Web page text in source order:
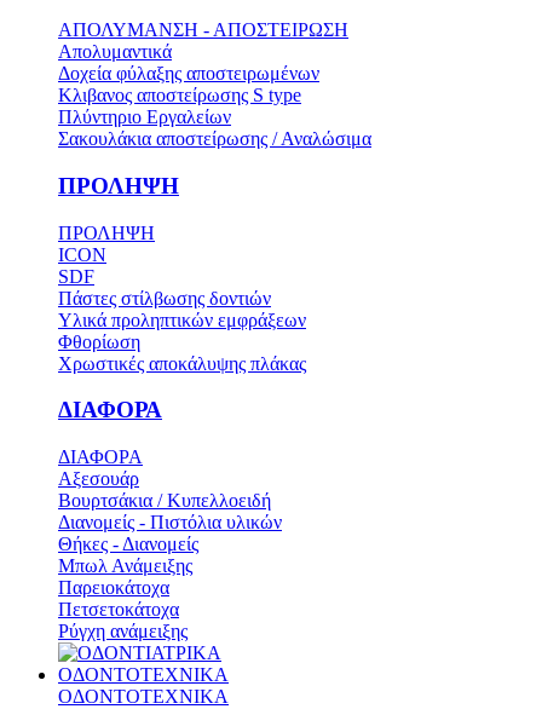
ΑΠΟΛΥΜΑΝΣΗ - ΑΠΟΣΤΕΙΡΩΣΗ
Απολυμαντικά
Δοχεία φύλαξης αποστειρωμένων
Κλιβανος αποστείρωσης S type
Πλύντηριο Εργαλείων
Σακουλάκια αποστείρωσης / Αναλώσιμα
ΠΡΟΛΗΨΗ
ΠΡΟΛΗΨΗ
ICON
SDF
Πάστες στίλβωσης δοντιών
Υλικά προληπτικών εμφράξεων
Φθορίωση
Χρωστικές αποκάλυψης πλάκας
ΔΙΑΦΟΡΑ
ΔΙΑΦΟΡΑ
Αξεσουάρ
Βουρτσάκια / Κυπελλοειδή
Διανομείς - Πιστόλια υλικών
Θήκες - Διανομείς
Μπωλ Ανάμειξης
Παρειοκάτοχα
Πετσετοκάτοχα
Ρύγχη ανάμειξης
ΟΔΟΝΤΟΤΕΧΝΙΚΑ
ΟΔΟΝΤΟΤΕΧΝΙΚΑ